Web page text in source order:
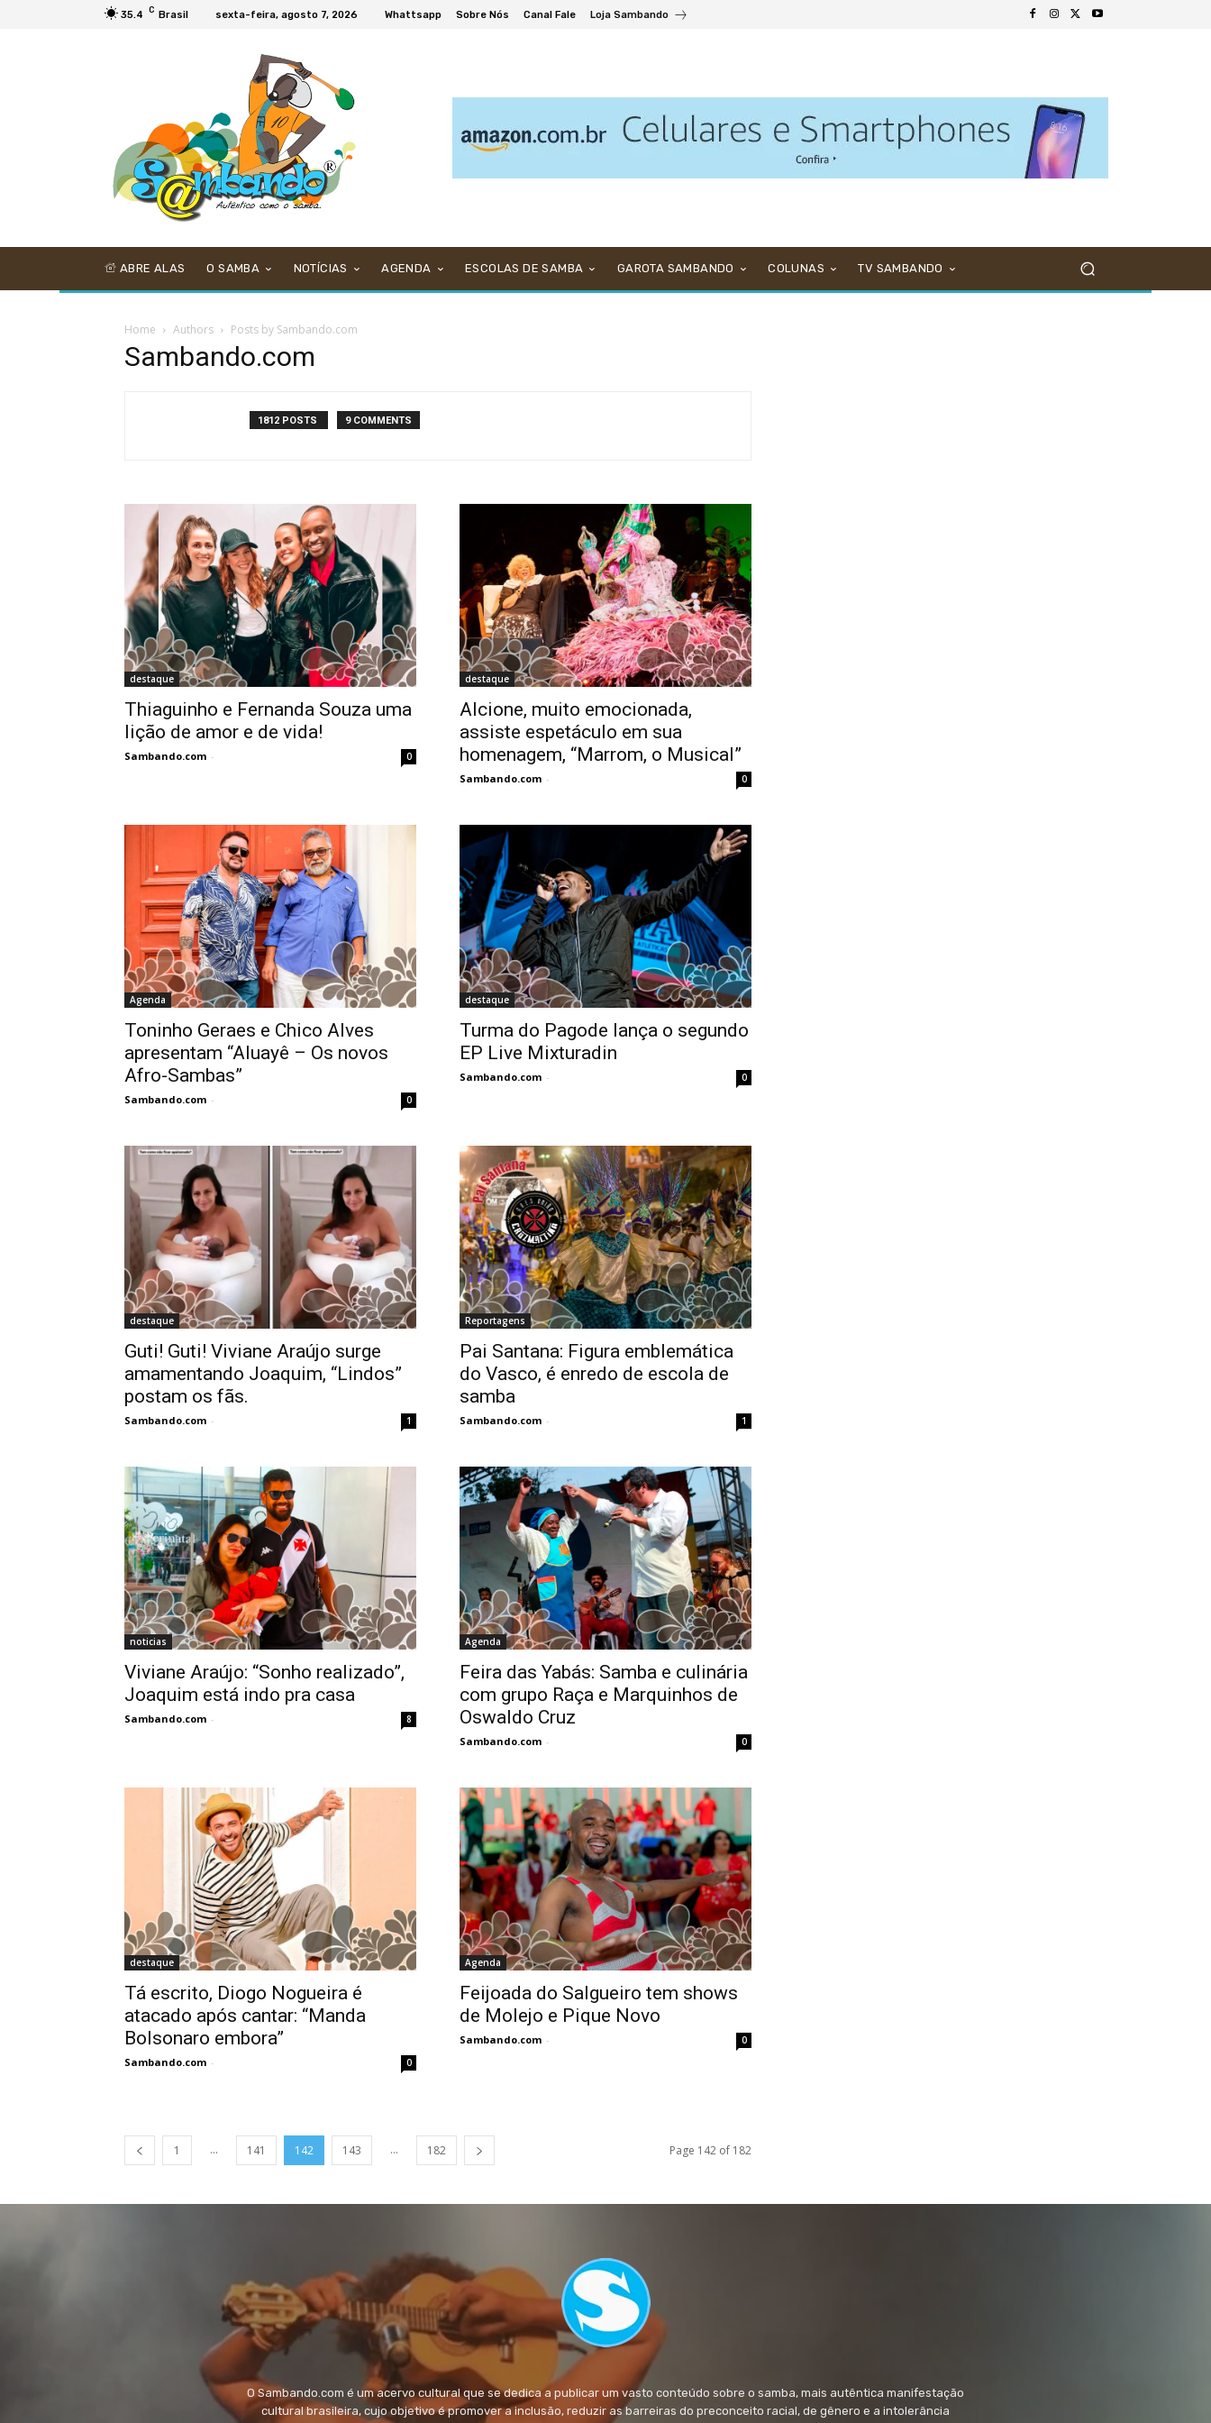
35.4 C Brasil sexta-feira, agosto 7, 2026 Whattsapp Sobre Nós Canal Fale Loja Sambando
ABRE ALAS O SAMBA NOTÍCIAS AGENDA ESCOLAS DE SAMBA GAROTA SAMBANDO COLUNAS TV SAMBANDO
Home Authors Posts by Sambando.com
Sambando.com
1812 POSTS 9 COMMENTS
destaque
Thiaguinho e Fernanda Souza uma
lição de amor e de vida!
Sambando.com - 0
destaque
Alcione, muito emocionada,
assiste espetáculo em sua
homenagem, “Marrom, o Musical”
Sambando.com - 0
Agenda
Toninho Geraes e Chico Alves
apresentam “Aluayê – Os novos
Afro-Sambas”
Sambando.com - 0
destaque
Turma do Pagode lança o segundo
EP Live Mixturadin
Sambando.com - 0
destaque
Guti! Guti! Viviane Araújo surge
amamentando Joaquim, “Lindos”
postam os fãs.
Sambando.com - 1
Reportagens
Pai Santana: Figura emblemática
do Vasco, é enredo de escola de
samba
Sambando.com - 1
noticias
Viviane Araújo: “Sonho realizado”,
Joaquim está indo pra casa
Sambando.com - 8
Agenda
Feira das Yabás: Samba e culinária
com grupo Raça e Marquinhos de
Oswaldo Cruz
Sambando.com - 0
destaque
Tá escrito, Diogo Nogueira é
atacado após cantar: “Manda
Bolsonaro embora”
Sambando.com - 0
Agenda
Feijoada do Salgueiro tem shows
de Molejo e Pique Novo
Sambando.com - 0
1 ... 141 142 143 ... 182 Page 142 of 182
O Sambando.com é um acervo cultural que se dedica a publicar um vasto conteúdo sobre o samba, mais autêntica manifestação
cultural brasileira, cujo objetivo é promover a inclusão, reduzir as barreiras do preconceito racial, de gênero e a intolerância